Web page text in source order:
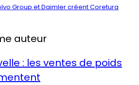
Group et Daimler créent Coretura
auteur
: les ventes de poids